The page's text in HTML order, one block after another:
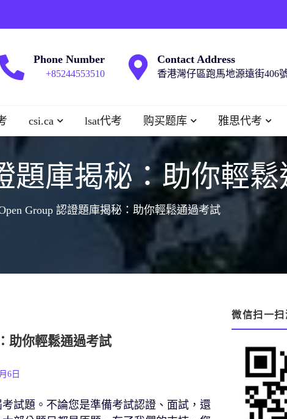
Phone Number
+85244553510
Contact Address
香港灣仔區跑馬地源遠街406
csi.ca lsat代考 购买题库 雅思代考
題庫揭秘：助你輕
Group 認證題庫揭秘：助你輕鬆通過考試
助你輕鬆通過考試
6日
試題。不論您是準備考試認證、面試，還
微信扫一扫